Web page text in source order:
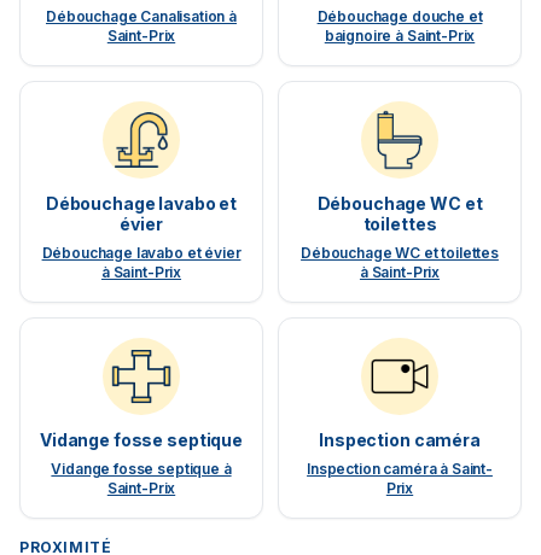
Débouchage Canalisation à
Saint-Prix
Débouchage douche et
baignoire à Saint-Prix
Débouchage lavabo et
évier
Débouchage lavabo et évier
à Saint-Prix
Débouchage WC et
toilettes
Débouchage WC et toilettes
à Saint-Prix
Vidange fosse septique
Vidange fosse septique à
Saint-Prix
Inspection caméra
Inspection caméra à Saint-
Prix
PROXIMITÉ